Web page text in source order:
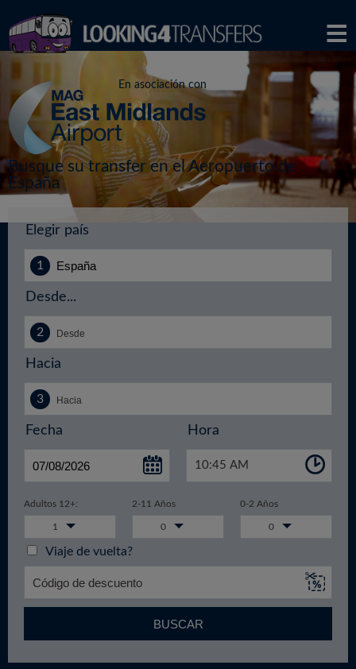
En asociación con
Busque su transfer en el Aeropuerto de
España
Elegir país
Desde...
Hacia
Fecha Hora
10:45 AM
Adultos 12+: 2-11 Años 0-2 Años
1 0 0
Viaje de vuelta?
BUSCAR